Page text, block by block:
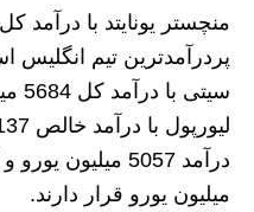
پردرآمدترین تیم
میلیون یورو قرار دارند.